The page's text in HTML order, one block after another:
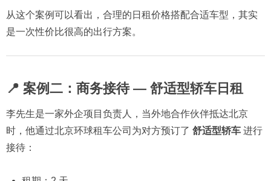
从这个案例可以看出，合理的日租价格搭配合适车型，其实
是一次性价比很高的出行方案。
📍 案例二：商务接待 — 舒适型轿车日租
李先生是一家外企项目负责人，当外地合作伙伴抵达北京
时，他通过北京环球租车公司为对方预订了 舒适型轿车 进行
接待：